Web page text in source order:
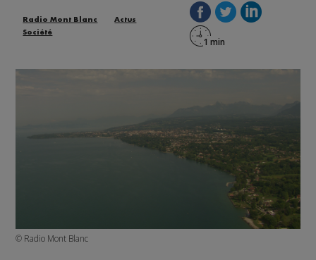
Radio Mont Blanc
Actus
Société
© Radio Mont Blanc